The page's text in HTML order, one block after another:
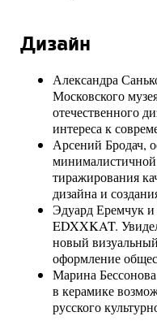
Дизайн
Александра
Московского
отечественного
интереса к
Арсений Бродач,
минималистичной
тиражирования
дизайна и
Эдуард Еремчук
EDXXKAT.
новый
оформление
Марина
в керамике
русского